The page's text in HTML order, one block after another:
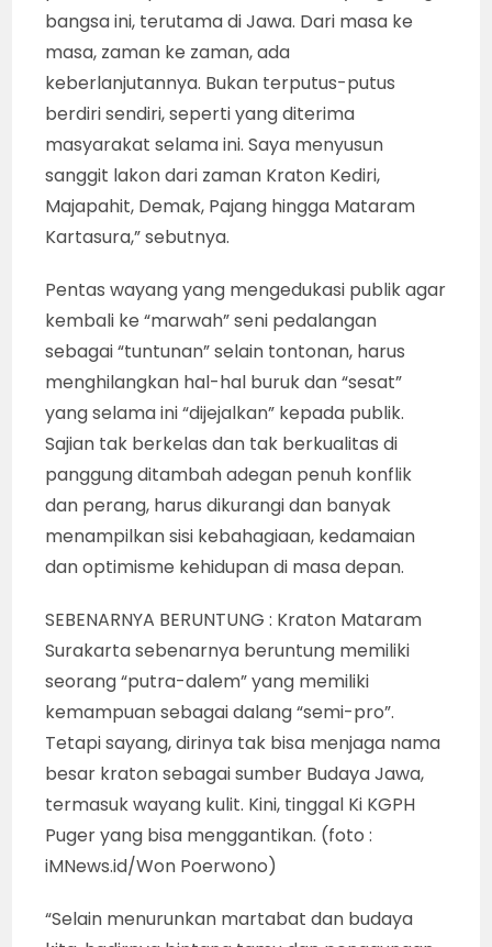
Sangat sedikit yang mau ‘nanggap’ saya.
Mungkin Karena, saya tidak bisa menampilkan
panggung yang heboh, penuh gebyar bintang
tamu dan serba gemerlap. Saya juga tidak
menguasai sabet fantastis dan atraktif
seperti dilakukan dalang-dalang muda.
Karena, bagi saya sajian wayang kulit harus
sesuai marwahnya, bukan seperti itu,” ujar Ki
Dia membenarkan, jika dirinya mempelajari
sabet, tetap tidak akan bisa menandingi
dalang muda Ki M Pamungkas Prasetyo
Bayuaji. Begitu pula jika berusaha memiliki
kualitas (auditif) ‘sulukan’ yang berkategori
‘kung’. Mungkin sudah tidak ada waktu untuk
mempelajari itu, tetapi dia punya cara sendiri
menyajikan wayang yang berkualitas dan
berkelas, yaitu wayang yang penuh edukasi.
“Melalui pentas wayang, saya ingin
mengedukasi publik yang menghubungkan
peradaban para leluhur nenek moyang warga
bangsa ini, terutama di Jawa. Dari masa ke
masa, zaman ke zaman, ada
keberlanjutannya. Bukan terputus-putus
berdiri sendiri, seperti yang diterima
sanggit lakon dari zaman Kraton Kediri,